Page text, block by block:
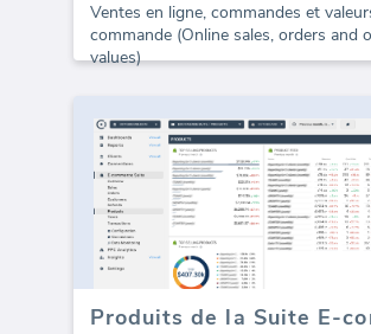
Ventes en ligne, commandes et
commande (Online sales, orders and
values)